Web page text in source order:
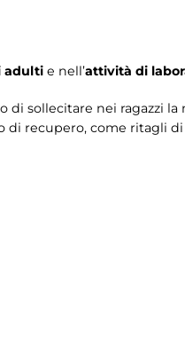
adulti e nell’attività di
di sollecitare nei ragazzi
recupero, come ritagli